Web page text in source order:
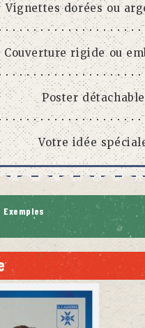
Vignettes dorées ou
Couverture rigide ou
Poster détachable
Votre idée
Exemples